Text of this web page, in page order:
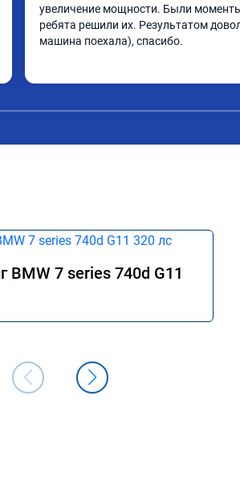
увеличение мощности. Были
ребята решили их. Результатом
машина поехала), спасибо.
BMW 7 series 740d G11